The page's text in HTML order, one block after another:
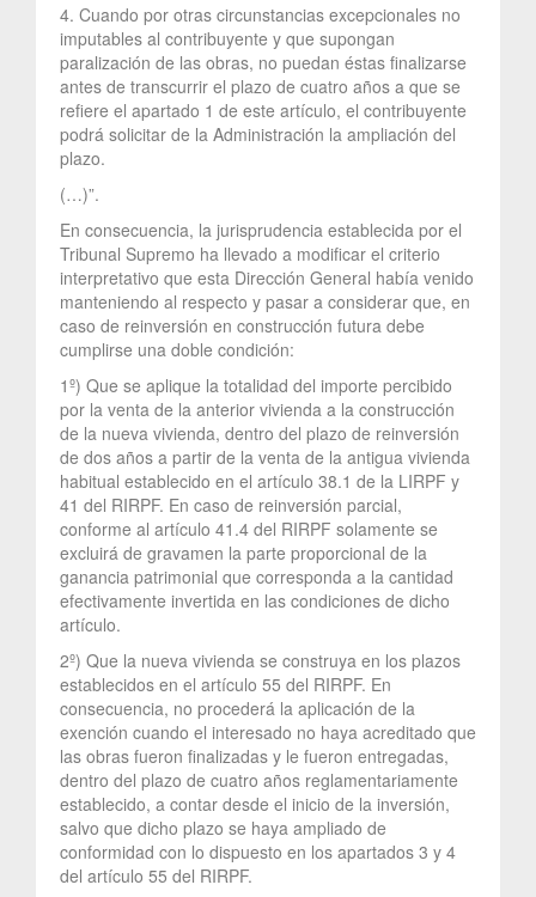
4. Cuando por otras circunstancias excepcionales no
imputables al contribuyente y que supongan
paralización de las obras, no puedan éstas finalizarse
antes de transcurrir el plazo de cuatro años a que se
refiere el apartado 1 de este artículo, el contribuyente
podrá solicitar de la Administración la ampliación del
plazo.
(…)”.
En consecuencia, la jurisprudencia establecida por el
Tribunal Supremo ha llevado a modificar el criterio
interpretativo que esta Dirección General había venido
manteniendo al respecto y pasar a considerar que, en
caso de reinversión en construcción futura debe
cumplirse una doble condición:
1º) Que se aplique la totalidad del importe percibido
por la venta de la anterior vivienda a la construcción
de la nueva vivienda, dentro del plazo de reinversión
de dos años a partir de la venta de la antigua vivienda
habitual establecido en el artículo 38.1 de la LIRPF y
41 del RIRPF. En caso de reinversión parcial,
conforme al artículo 41.4 del RIRPF solamente se
excluirá de gravamen la parte proporcional de la
ganancia patrimonial que corresponda a la cantidad
efectivamente invertida en las condiciones de dicho
artículo.
2º) Que la nueva vivienda se construya en los plazos
establecidos en el artículo 55 del RIRPF. En
consecuencia, no procederá la aplicación de la
exención cuando el interesado no haya acreditado que
las obras fueron finalizadas y le fueron entregadas,
dentro del plazo de cuatro años reglamentariamente
establecido, a contar desde el inicio de la inversión,
salvo que dicho plazo se haya ampliado de
conformidad con lo dispuesto en los apartados 3 y 4
del artículo 55 del RIRPF.